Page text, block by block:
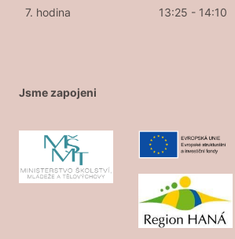
7. hodina 13:25 - 14:10
Jsme zapojeni